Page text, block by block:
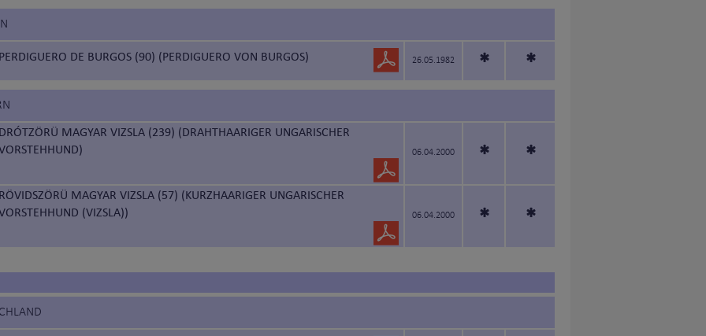
PERDIGUERO DE BURGOS (90) (PERDIGUERO VON BURGOS) 26.05.1982 * *
DRÓTZÖRÜ MAGYAR VIZSLA (239) (DRAHTHAARIGER UNGARISCHER
06.04.2000 * *
RÖVIDSZÖRÜ MAGYAR VIZSLA (57) (KURZHAARIGER UNGARISCHER
(VIZSLA))
06.04.2000 * *